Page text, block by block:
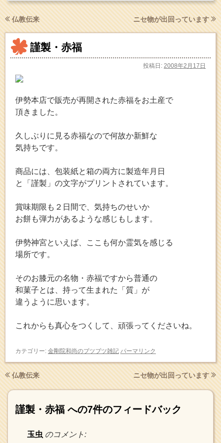
仏教伝来 ニセ物が出回っています
謹製・赤福
投稿日: 2008年2月17日
伊勢本店で販売が再開された赤福をお土産で
頂きました。
久しぶりに見る赤福なので何故か新鮮な
気持ちです。
商品には、包装紙と箱の両方に製造年月日
と「謹製」の文字がプリントされています。
賞味期限も２日間で、気持ちのせいか
お餅も弾力があるような感じもします。
伊勢神宮といえば、ここも何か霊気を感じる
場所です。
そのお膝元の名物・赤福ですから普通の
和菓子とは、持って生まれた「質」が
違うように思います。
これからも真心をつくして、頑張ってくださいね。
カテゴリー: 金剛院和尚のブツブツ雑記 パーマリンク
仏教伝来 ニセ物が出回っています
謹製・赤福 への7件のフィードバック
玉虫 のコメント: